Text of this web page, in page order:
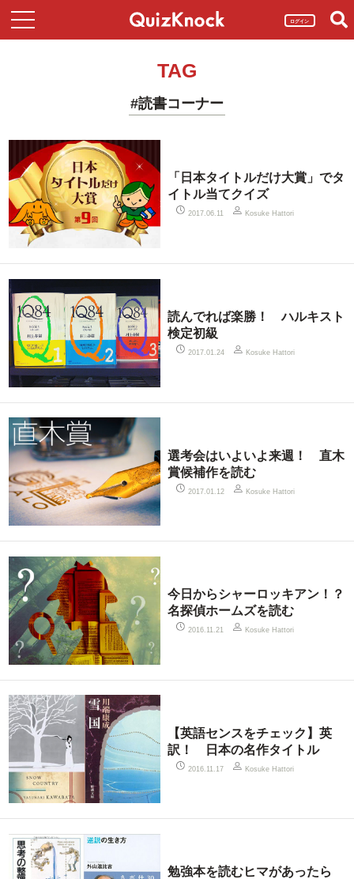
ログイン
TAG
#読書コーナー
「日本タイトルだけ大賞」でタ
イトル当てクイズ
2017.06.11 Kosuke Hattori
読んでれば楽勝！ ハルキスト
検定初級
2017.01.24 Kosuke Hattori
選考会はいよいよ来週！ 直木
賞候補作を読む
2017.01.12 Kosuke Hattori
今日からシャーロッキアン！？
名探偵ホームズを読む
2016.11.21 Kosuke Hattori
【英語センスをチェック】英
訳！ 日本の名作タイトル
2016.11.17 Kosuke Hattori
勉強本を読むヒマがあったら